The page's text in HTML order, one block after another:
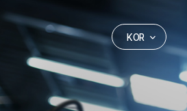
KOR